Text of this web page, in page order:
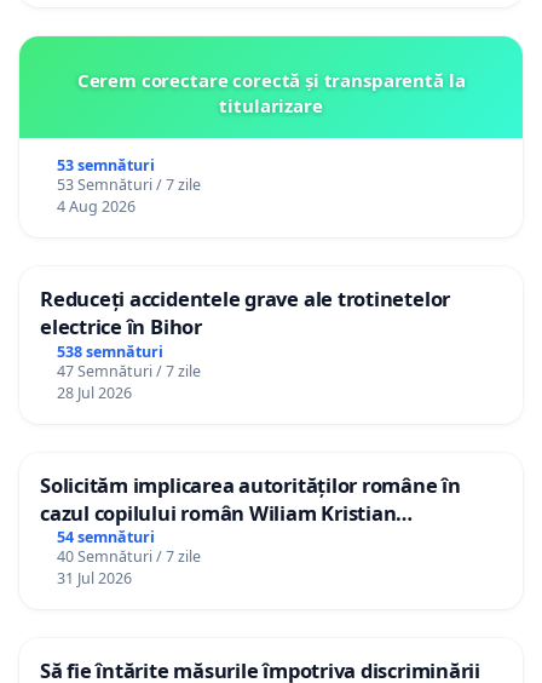
Cerem corectare corectă și transparentă la
titularizare
53 semnături
53 Semnături / 7 zile
4 Aug 2026
Reduceți accidentele grave ale trotinetelor
electrice în Bihor
538 semnături
47 Semnături / 7 zile
28 Jul 2026
Solicităm implicarea autorităților române în
cazul copilului român Wiliam Kristian
Gheorghe, aflat în plasament în Danemarca de
12 ani
54 semnături
40 Semnături / 7 zile
31 Jul 2026
Să fie întărite măsurile împotriva discriminării